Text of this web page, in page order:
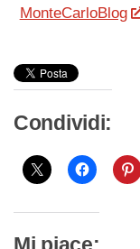
MonteCarloBlog
Condividi: